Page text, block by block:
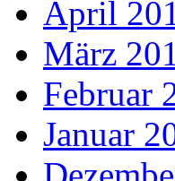
April
März
Februar
Januar